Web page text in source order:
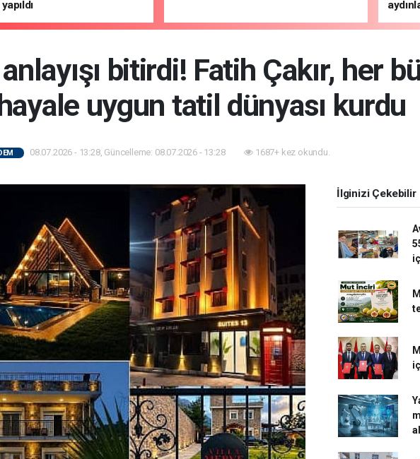
bitirdi! Fatih Çakır, her
uygun tatil dünyası kurdu
08.07.2026 - 13:28, Güncelleme: 08.07.2026 - 13:28 1687+ kez okundu.
İlginizi Çekebilir